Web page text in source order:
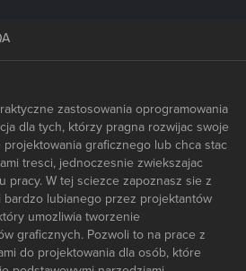
zastosowania oprogramowania
dla tych, którzy pragna rozwijac swoje
graficznego lub chca stac
tresci, jednoczesnie zwiekszajac
pracy. W tej sciezce zapoznasz sie z
lubianego przez projektantów
umozliwia tworzenie
graficznych. Pozwoli to na prace z
do projektowania dla osób, które